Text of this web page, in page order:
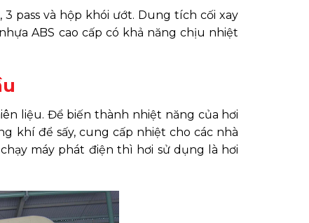
pass và hộp khói ướt. Dung tích cối xay
ABS cao cấp có khả năng chịu nhiệt
liệu. Để biến thành nhiệt năng của hơi
khí để sấy, cung cấp nhiệt cho các nhà
máy phát điện thì hơi sử dụng là hơi